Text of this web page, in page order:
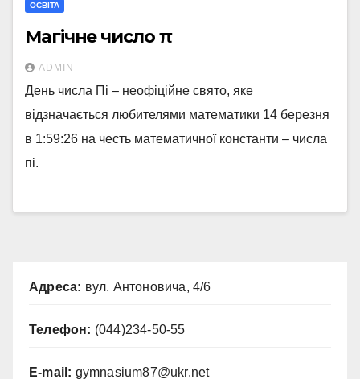
ОСВІТА
Магічне число π
ADMIN
День числа Пі – неофіційне свято, яке
відзначається любителями математики 14 березня
в 1:59:26 на честь математичної константи – числа
пі.
Адреса: вул. Антоновича, 4/6
Телефон: (044)234-50-55
E-mail: gymnasium87@ukr.net